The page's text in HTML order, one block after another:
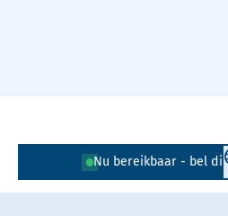
Nu bereikbaar - bel
Lees voor Uitleg
Simpele tekst